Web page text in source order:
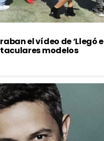
el vídeo de ‘Llegó
modelos